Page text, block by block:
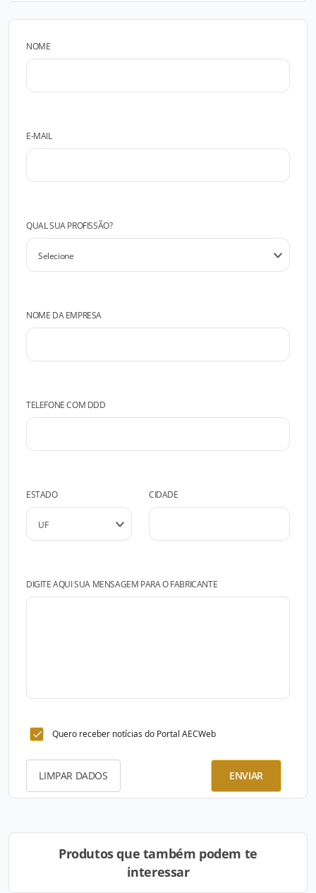
NOME
E-MAIL
QUAL SUA PROFISSÃO?
NOME DA EMPRESA
TELEFONE COM DDD
ESTADO CIDADE
DIGITE AQUI SUA MENSAGEM PARA O FABRICANTE
Quero receber notícias do Portal AECWeb
LIMPAR DADOS ENVIAR
Produtos que também podem te
interessar